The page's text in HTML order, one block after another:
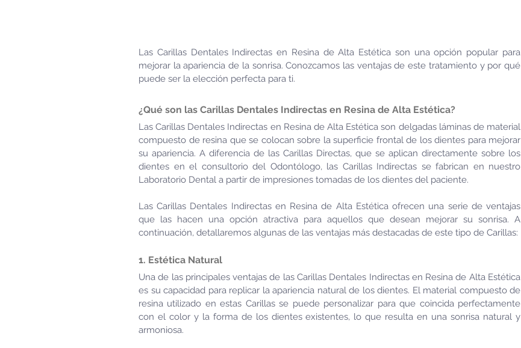
Las Carillas Dentales Indirectas en Resina de Alta Estética son una opción popular para
mejorar la apariencia de la sonrisa. Conozcamos las ventajas de este tratamiento y por qué
puede ser la elección perfecta para ti.
¿Qué son las Carillas Dentales Indirectas en Resina de Alta Estética?
Las Carillas Dentales Indirectas en Resina de Alta Estética son delgadas láminas de material
compuesto de resina que se colocan sobre la superficie frontal de los dientes para mejorar
su apariencia. A diferencia de las Carillas Directas, que se aplican directamente sobre los
dientes en el consultorio del Odontólogo, las Carillas Indirectas se fabrican en nuestro
Laboratorio Dental a partir de impresiones tomadas de los dientes del paciente.
Las Carillas Dentales Indirectas en Resina de Alta Estética ofrecen una serie de ventajas
que las hacen una opción atractiva para aquellos que desean mejorar su sonrisa. A
continuación, detallaremos algunas de las ventajas más destacadas de este tipo de Carillas:
1. Estética Natural
Una de las principales ventajas de las Carillas Dentales Indirectas en Resina de Alta Estética
es su capacidad para replicar la apariencia natural de los dientes. El material compuesto de
resina utilizado en estas Carillas se puede personalizar para que coincida perfectamente
con el color y la forma de los dientes existentes, lo que resulta en una sonrisa natural y
armoniosa.